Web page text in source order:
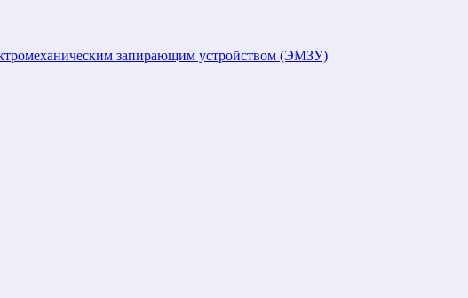
запирающим устройством (ЭМЗУ)